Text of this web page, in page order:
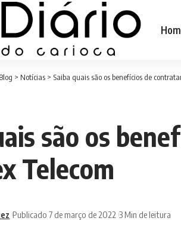
Blog > Notícias > Saiba quais são os benefícios de
são os
Telecom
Publicado 7 de março de 2022 3 Min de leitura